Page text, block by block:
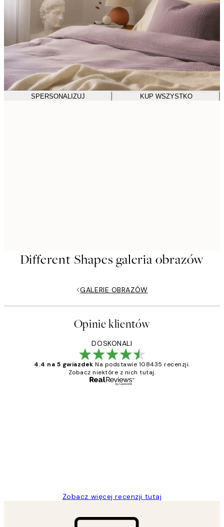
SPERSONALIZUJ KUP WSZYSTKO
Different Shapes galeria obrazów
GALERIE OBRAZÓW
Opinie klientów
DOSKONALI
4.4 na 5 gwiazdek Na podstawie 108435 recenzji.
Zobacz niektóre z nich tutaj.
Zobacz więcej recenzji tutaj